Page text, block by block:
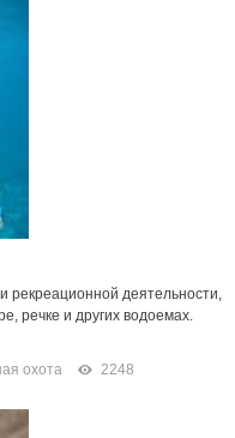
рекреационной деятельности,
речке и других водоемах.
охота 2248